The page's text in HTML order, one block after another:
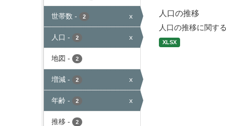
世帯数 - 2 x
人口 - 2 x
地図 - 2
増減 - 2 x
年齢 - 2 x
推移 - 2
人口の推移
人口の推移に関す
XLSX